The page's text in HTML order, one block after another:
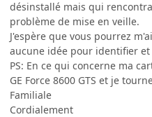
désinstallé mais qui
problème de mise en veille.
J'espère que vous pourrez
aucune idée pour identifier
PS: En ce qui concerne ma
GE Force 8600 GTS et je
Familiale
Cordialement